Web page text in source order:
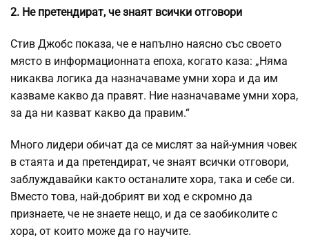
2. Не претендират, че знаят всички отговори
Стив Джобс показа, че е напълно наясно със своето
място в информационната епоха, когато каза: „Няма
никаква логика да назначаваме умни хора и да им
казваме какво да правят. Ние назначаваме умни хора,
за да ни казват какво да правим.“
Много лидери обичат да се мислят за най-умния човек
в стаята и да претендират, че знаят всички отговори,
заблуждавайки както останалите хора, така и себе си.
Вместо това, най-добрият ви ход е скромно да
признаете, че не знаете нещо, и да се заобиколите с
хора, от които може да го научите.